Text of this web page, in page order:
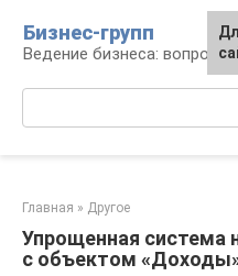
контенту
Бизнес-групп
Ведение бизнеса:
Главная » Другое
Упрощенная система
с объектом